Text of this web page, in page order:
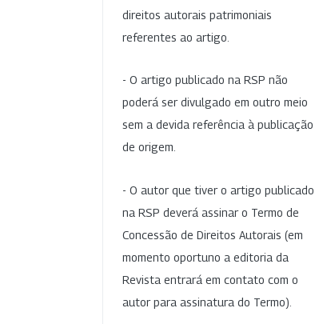
direitos autorais patrimoniais
referentes ao artigo.
- O artigo publicado na RSP não
poderá ser divulgado em outro meio
sem a devida referência à publicação
de origem.
- O autor que tiver o artigo publicado
na RSP deverá assinar o Termo de
Concessão de Direitos Autorais (em
momento oportuno a editoria da
Revista entrará em contato com o
autor para assinatura do Termo).